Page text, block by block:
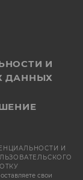
И
ДАННЫХ
И
свои